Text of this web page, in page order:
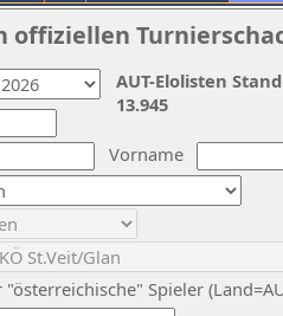
Vorname
"österreichische" Spieler
AUT-Elolisten
13.945